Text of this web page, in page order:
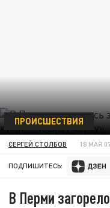
ПРОИСШЕСТВИЯ
СЕРГЕЙ СТОЛБОВ 18 МАЯ
ПОДПИШИТЕСЬ:
В Перми